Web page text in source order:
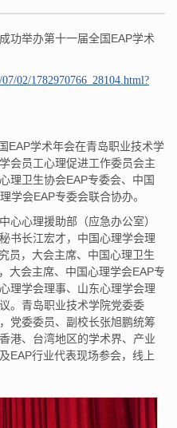
功举办第十一届全国EAP学术
02/1782970766_28104.html?
EAP学术年会在青岛职业技术学
会员工心理促进工作委员会主
理卫生协会EAP专委会、中国
学会EAP专委会联合协办。
心心理援助部（应急办公室）
书长江宏才，中国心理学会理
员，大会主席、中国心理卫生
大会主席、中国心理学会EAP专
理学会理事、山东心理学会理
。青岛职业技术学院党委委
党委委员、副校长张旭鹏统筹
港、台湾地区的学术界、产业
EAP行业代表现场参会，线上